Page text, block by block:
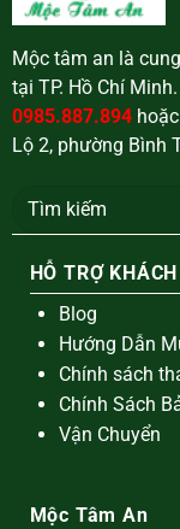
Mộc tâm an là
tại TP. Hồ Chí
0985.887.894hoặc
Lộ 2, phường Bình
Tìm
HỖ TRỢ
Blog
Hướng Dẫn
Chính sách
Chính Sách
Vận Chuyển
Mộc Tâm An